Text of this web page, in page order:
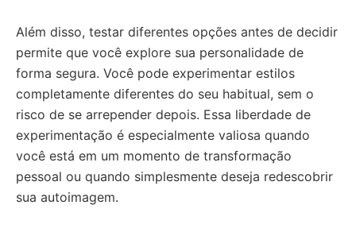
Além disso, testar diferentes opções antes de decidir
permite que você explore sua personalidade de
forma segura. Você pode experimentar estilos
completamente diferentes do seu habitual, sem o
risco de se arrepender depois. Essa liberdade de
experimentação é especialmente valiosa quando
você está em um momento de transformação
pessoal ou quando simplesmente deseja redescobrir
sua autoimagem.